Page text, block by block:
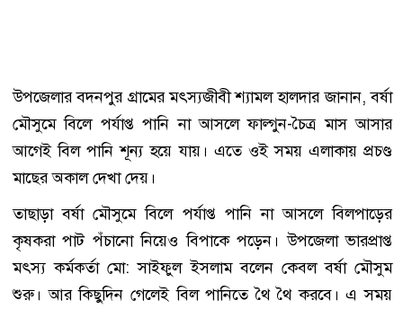
উপজেলার বদনপুর গ্রামের মৎস্যজীবী শ্যামল হালদার জানান, বর্ষা
মৌসুমে বিলে পর্যাপ্ত পানি না আসলে ফাল্গুন-চৈত্র মাস আসার
আগেই বিল পানি শূন্য হয়ে যায়। এতে ওই সময় এলাকায় প্রচণ্ড
মাছের অকাল দেখা দেয়।
তাছাড়া বর্ষা মৌসুমে বিলে পর্যাপ্ত পানি না আসলে বিলপাড়ের
কৃষকরা পাট পঁচানো নিয়েও বিপাকে পড়েন। উপজেলা ভারপ্রাপ্ত
মৎস্য কর্মকর্তা মো: সাইফুল ইসলাম বলেন কেবল বর্ষা মৌসুম
শুরু। আর কিছুদিন গেলেই বিল পানিতে থৈ থৈ করবে। এ সময়